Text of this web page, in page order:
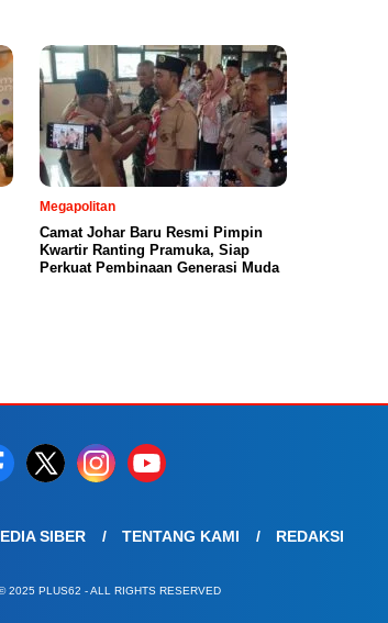
Megapolitan
Camat Johar Baru Resmi Pimpin
Kwartir Ranting Pramuka, Siap
Perkuat Pembinaan Generasi Muda
SIBER TENTANG KAMI REDAKSI
2025 PLUS62 - ALL RIGHTS RESERVED